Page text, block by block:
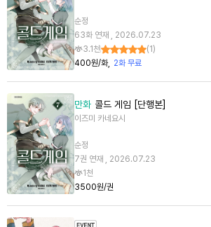
순정
63화 연재 , 2026.07.23
3.1천
(1 )
400원/화
2화 무료
만화 콜드 게임 [단행본]
이즈미 카네요시
순정
7권 연재 , 2026.07.23
1천
3500원/권